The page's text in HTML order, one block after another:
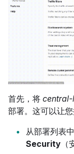
首先，将
部署。这可以让
从部署列表
Security